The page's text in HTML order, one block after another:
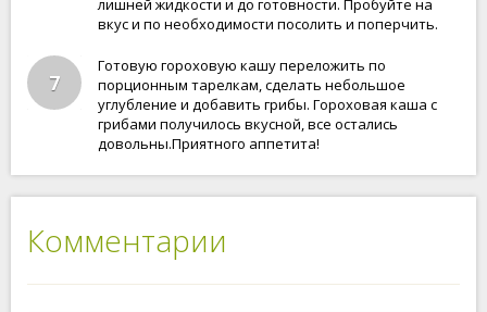
лишней жидкости и до готовности. Пробуйте на
вкус и по необходимости посолить и поперчить.
7
Готовую гороховую кашу переложить по
порционным тарелкам, сделать небольшое
углубление и добавить грибы. Гороховая каша с
грибами получилось вкусной, все остались
довольны.Приятного аппетита!
Комментарии